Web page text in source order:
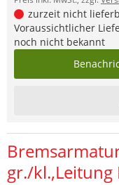
zurzeit nicht
Voraussichtlicher
noch nicht bekannt
gr./